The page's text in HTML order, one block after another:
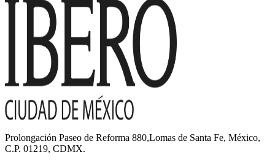
Prolongación Paseo de Reforma 880,Lomas de Santa Fe, México,
C.P. 01219, CDMX.